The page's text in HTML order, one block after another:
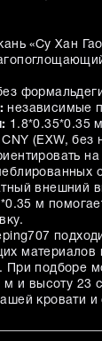
«Су Хан
независимые
1.8*0.35*0.35
(EXW, без
внешний
м
материалов
При подборе
м и высоту 23
кровати